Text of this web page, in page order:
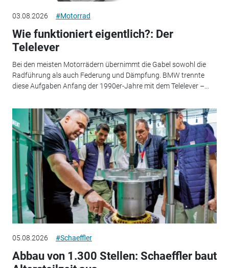
03.08.2026 #Motorrad
Wie funktioniert eigentlich?: Der
Telelever
Bei den meisten Motorrädern übernimmt die Gabel sowohl die
Radführung als auch Federung und Dämpfung. BMW trennte
diese Aufgaben Anfang der 1990er-Jahre mit dem Telelever –...
05.08.2026 #Schaeffler
Abbau von 1.300 Stellen: Schaeffler baut